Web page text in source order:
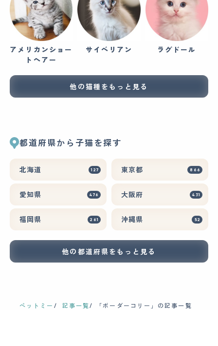
アメリカンショー
トヘアー
サイベリアン ラグドール
他の猫種をもっと見る
都道府県から子猫を探す
北海道 127 東京都 866
愛知県 476 大阪府 431
福岡県 261 沖縄県 52
他の都道府県をもっと見る
ペットミー 記事一覧 「ボーダーコリー」の記事一覧